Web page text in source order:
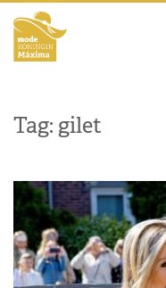
Tag: gilet